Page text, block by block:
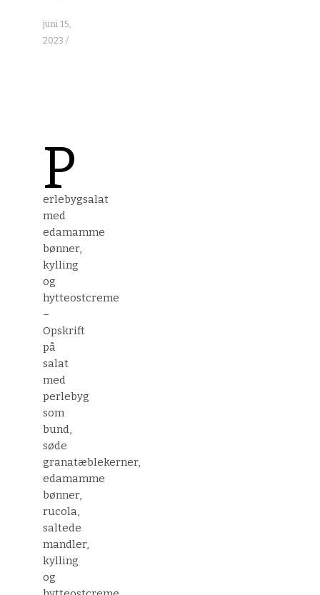
juni 15,
2023 /
P
erlebygsalat
med
edamamme
bønner,
kylling
og
hytteostcreme
–
Opskrift
på
salat
med
perlebyg
som
bund,
søde
granatæblekerner,
edamamme
bønner,
rucola,
saltede
mandler,
kylling
og